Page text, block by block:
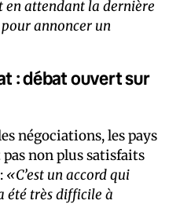
attendant la dernière
annoncer un
: débat ouvert sur
négociations, les pays
non plus satisfaits
«C’est un accord qui
été très difficile à